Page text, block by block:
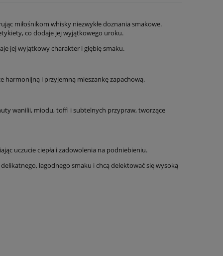
miłośnikom whisky niezwykłe doznania smakowe.
co dodaje jej wyjątkowego uroku.
jej wyjątkowy charakter i głębię smaku.
harmonijną i przyjemną mieszankę zapachową.
wanilii, miodu, toffi i subtelnych przypraw, tworzące
uczucie ciepła i zadowolenia na podniebieniu.
łagodnego smaku i chcą delektować się wysoką